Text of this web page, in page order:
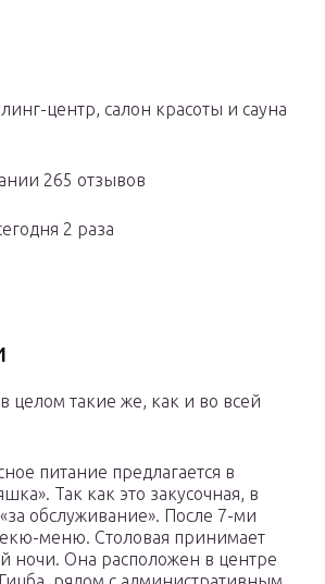
центр, салон красоты и сауна
265 отзывов
2 раза
целом такие же, как и во всей
питание предлагается в
Так как это закусочная, в
обслуживание». После 7-ми
меню. Столовая принимает
ночи. Она расположен в центре